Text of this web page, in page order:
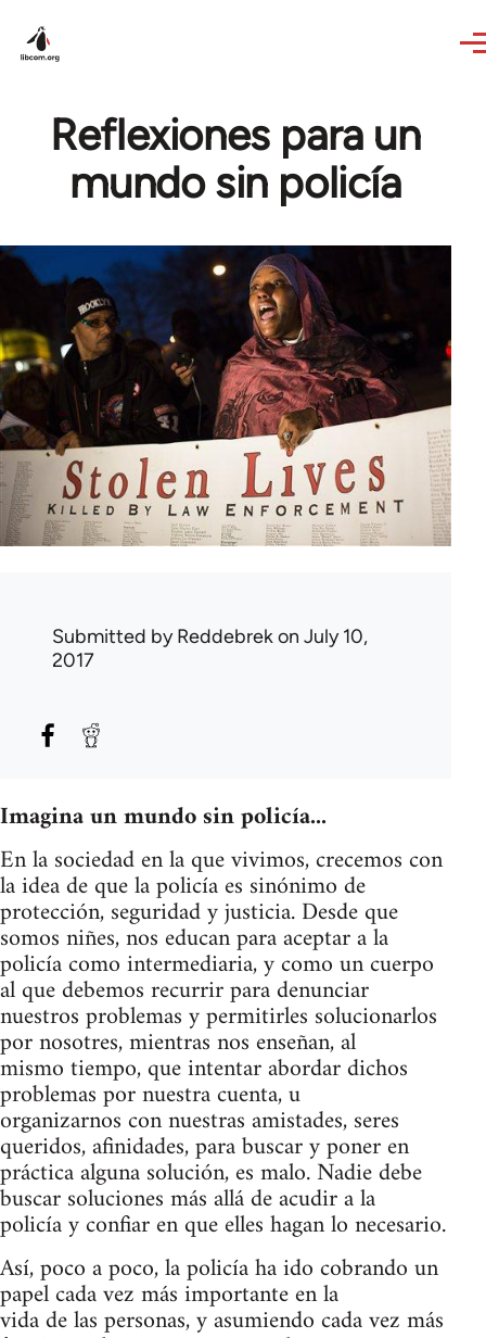
Reflexiones para un
mundo sin policía
Submitted byReddebrekon July 10,
2017
Imagina un mundo sin policía...
En la sociedad en la que vivimos, crecemos con
la idea de que la policía es sinónimo de
protección, seguridad y justicia. Desde que
somos niñes, nos educan para aceptar a la
policía como intermediaria, y como un cuerpo
al que debemos recurrir para denunciar
nuestros problemas y permitirles solucionarlos
por nosotres, mientras nos enseñan, al
mismo tiempo, que intentar abordar dichos
problemas por nuestra cuenta, u
organizarnos con nuestras amistades, seres
queridos, afinidades, para buscar y poner en
práctica alguna solución, es malo. Nadie debe
buscar soluciones más allá de acudir a la
policía y confiar en que elles hagan lo necesario.
Así, poco a poco, la policía ha ido cobrando un
papel cada vez más importante en la
vida de las personas, y asumiendo cada vez más